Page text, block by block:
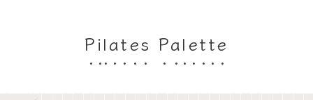
Pilates Palette